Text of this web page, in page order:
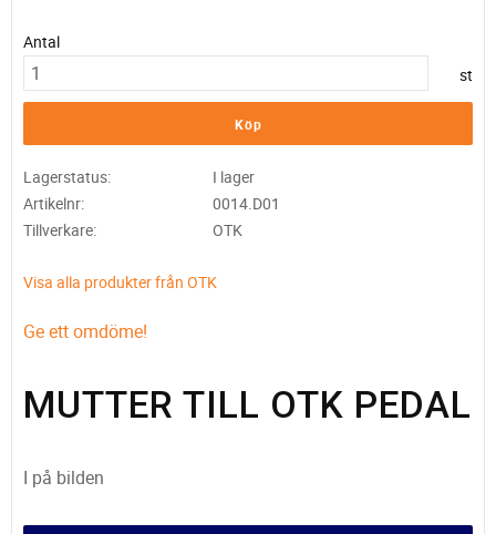
Antal
st
Köp
Lagerstatus
I lager
Artikelnr
0014.D01
Tillverkare
OTK
Visa alla produkter från OTK
Ge ett omdöme!
MUTTER TILL OTK PEDAL
I på bilden